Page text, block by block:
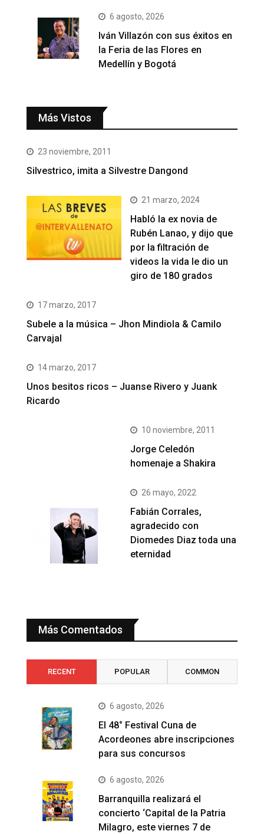
6 agosto, 2026
Iván Villazón con sus éxitos en
la Feria de las Flores en
Medellín y Bogotá
Más Vistos
23 noviembre, 2011
Silvestrico, imita a Silvestre Dangond
21 marzo, 2024
Habló la ex novia de
Rubén Lanao, y dijo que
por la filtración de
videos la vida le dio un
giro de 180 grados
17 marzo, 2017
Subele a la música – Jhon Mindiola & Camilo
Carvajal
14 marzo, 2017
Unos besitos ricos – Juanse Rivero y Juank
Ricardo
10 noviembre, 2011
Jorge Celedón
homenaje a Shakira
26 mayo, 2022
Fabián Corrales,
agradecido con
Diomedes Diaz toda una
eternidad
Más Comentados
RECENT POPULAR COMMON
6 agosto, 2026
El 48° Festival Cuna de
Acordeones abre inscripciones
para sus concursos
6 agosto, 2026
Barranquilla realizará el
concierto ‘Capital de la Patria
Milagro, este viernes 7 de